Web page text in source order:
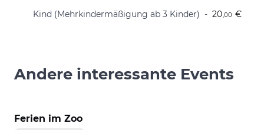
Kind (Mehrkindermäßigung ab 3 Kinder)
20,00 €
Andere interessante Events
Ferien im Zoo